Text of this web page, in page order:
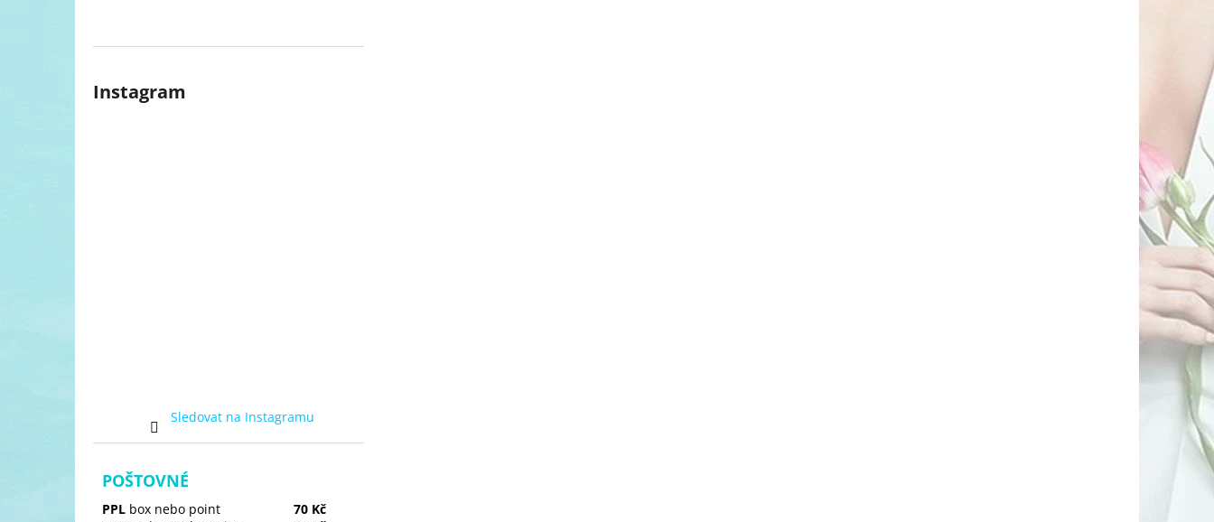
Instagram
Sledovat na Instagramu
POŠTOVNÉ
PPL box nebo point
70 Kč